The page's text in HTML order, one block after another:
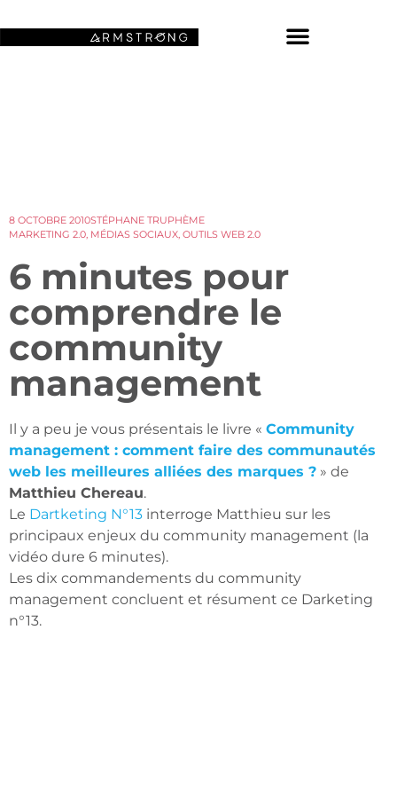
8 OCTOBRE 2010STÉPHANE TRUPHÈME
MARKETING 2.0, MÉDIAS SOCIAUX, OUTILS WEB 2.0
6 minutes pour
comprendre le
community
management
Il y a peu je vous présentais le livre « Community
management : comment faire des communautés
web les meilleures alliées des marques ? » de
Matthieu Chereau.
Le Dartketing N°13 interroge Matthieu sur les
principaux enjeux du community management (la
vidéo dure 6 minutes).
Les dix commandements du community
management concluent et résument ce Darketing
n°13.